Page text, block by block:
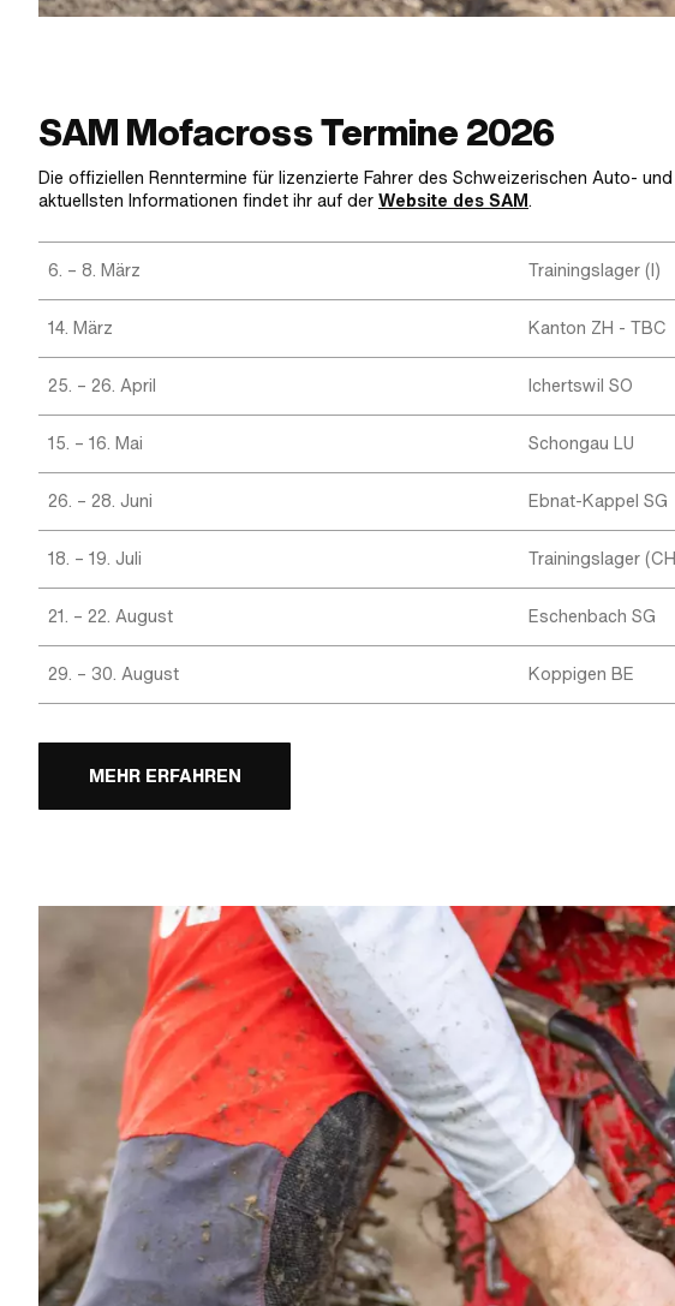
SAM Mofacross Termine 2026
Die offiziellen Renntermine für lizenzierte Fahrer des Schweizerischen Auto-
aktuellsten Informationen findet ihr auf der Website des SAM.
6. – 8. März Trainingslager (I)
14. März Kanton ZH - TBC
25. – 26. April Ichertswil SO
15. – 16. Mai Schongau LU
26. – 28. Juni Ebnat-Kappel SG
18. – 19. Juli Trainingslager
21. – 22. August Eschenbach SG
29. – 30. August Koppigen BE
MEHR ERFAHREN